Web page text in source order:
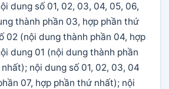
dung số 01, 02, 03, 04, 05, 06,
thành phần 03, hợp phần thứ
02 (nội dung thành phần 04, hợp
dung 01 (nội dung thành phần
nội dung số 01, 02, 03, 04
07, hợp phần thứ nhất); nội